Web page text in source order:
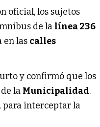
oficial, los sujetos
de la línea 236
en las calles
y confirmó que los
la Municipalidad.
para interceptar la